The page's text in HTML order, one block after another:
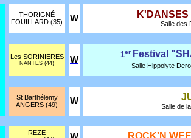
THORIGNÉ
FOUILLARD (35)
W K'DANSES
Salle des
Les SORINIERES
NANTES (44) W
1er Festival
Salle Hippolyte
St Barthélemy
ANGERS (49)
W
Salle de
REZE ROCK'N